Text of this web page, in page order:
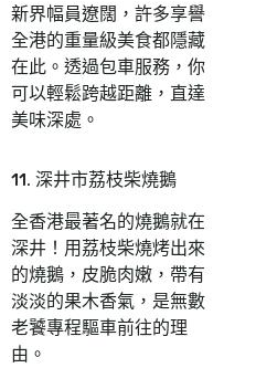
新界幅員遼闊，許多享譽
全港的重量級美食都隱藏
在此。透過包車服務，你
可以輕鬆跨越距離，直達
美味深處。
11. 深井市荔枝柴燒鵝
全香港最著名的燒鵝就在
深井！用荔枝柴燒烤出來
的燒鵝，皮脆肉嫩，帶有
淡淡的果木香氣，是無數
老饕專程驅車前往的理
由。